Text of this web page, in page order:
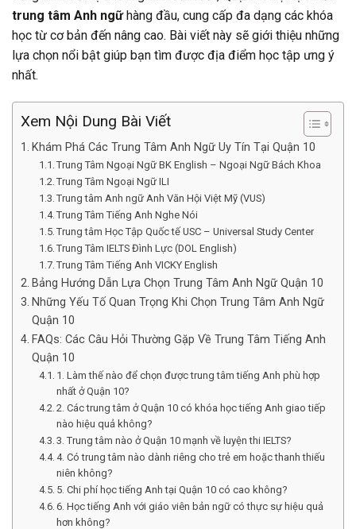
trung tâm Anh ngữhàng đầu, cung cấp đa dạng các khóa
học từ cơ bản đến nâng cao. Bài viết này sẽ giới thiệu những
lựa chọn nổi bật giúp bạn tìm được địa điểm học tập ưng ý
nhất.
Xem Nội Dung Bài Viết
Khám Phá Các Trung Tâm Anh Ngữ Uy Tín Tại Quận 10
Trung Tâm Ngoại Ngữ BK English – Ngoại Ngữ Bách Khoa
Trung Tâm Ngoại Ngữ ILI
Trung tâm Anh ngữ Anh Văn Hội Việt Mỹ (VUS)
Trung Tâm Tiếng Anh Nghe Nói
Trung tâm Học Tập Quốc tế USC – Universal Study Center
Trung Tâm IELTS Đình Lực (DOL English)
Trung Tâm Tiếng Anh VICKY English
Bảng Hướng Dẫn Lựa Chọn Trung Tâm Anh Ngữ Quận 10
Những Yếu Tố Quan Trọng Khi Chọn Trung Tâm Anh Ngữ
Quận 10
FAQs: Các Câu Hỏi Thường Gặp Về Trung Tâm Tiếng Anh
Quận 10
1. Làm thế nào để chọn được trung tâm tiếng Anh phù hợp
nhất ở Quận 10?
2. Các trung tâm ở Quận 10 có khóa học tiếng Anh giao tiếp
nào hiệu quả không?
3. Trung tâm nào ở Quận 10 mạnh về luyện thi IELTS?
4. Có trung tâm nào dành riêng cho trẻ em hoặc thanh thiếu
niên không?
5. Chi phí học tiếng Anh tại Quận 10 có cao không?
6. Học tiếng Anh với giáo viên bản ngữ có thực sự hiệu quả
hơn không?